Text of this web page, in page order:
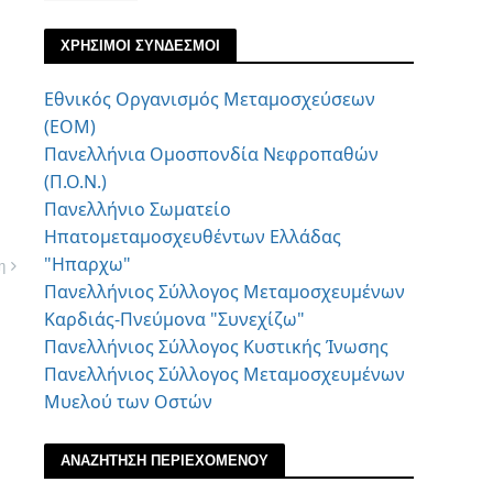
ΧΡΗΣΙΜΟΙ ΣΥΝΔΕΣΜΟΙ
Εθνικός Οργανισμός Μεταμοσχεύσεων
(ΕΟΜ)
Πανελλήνια Ομοσπονδία Νεφροπαθών
(Π.Ο.Ν.)
Πανελλήνιο Σωματείο
Ηπατομεταμοσχευθέντων Ελλάδας
"Ηπαρχω"
Πανελλήνιος Σύλλογος Μεταμοσχευμένων
Καρδιάς-Πνεύμονα "Συνεχίζω"
Πανελλήνιος Σύλλογος Κυστικής Ίνωσης
Πανελλήνιος Σύλλογος Μεταμοσχευμένων
Μυελού των Οστών
ΑΝΑΖΗΤΗΣΗ ΠΕΡΙΕΧΟΜΕΝΟΥ